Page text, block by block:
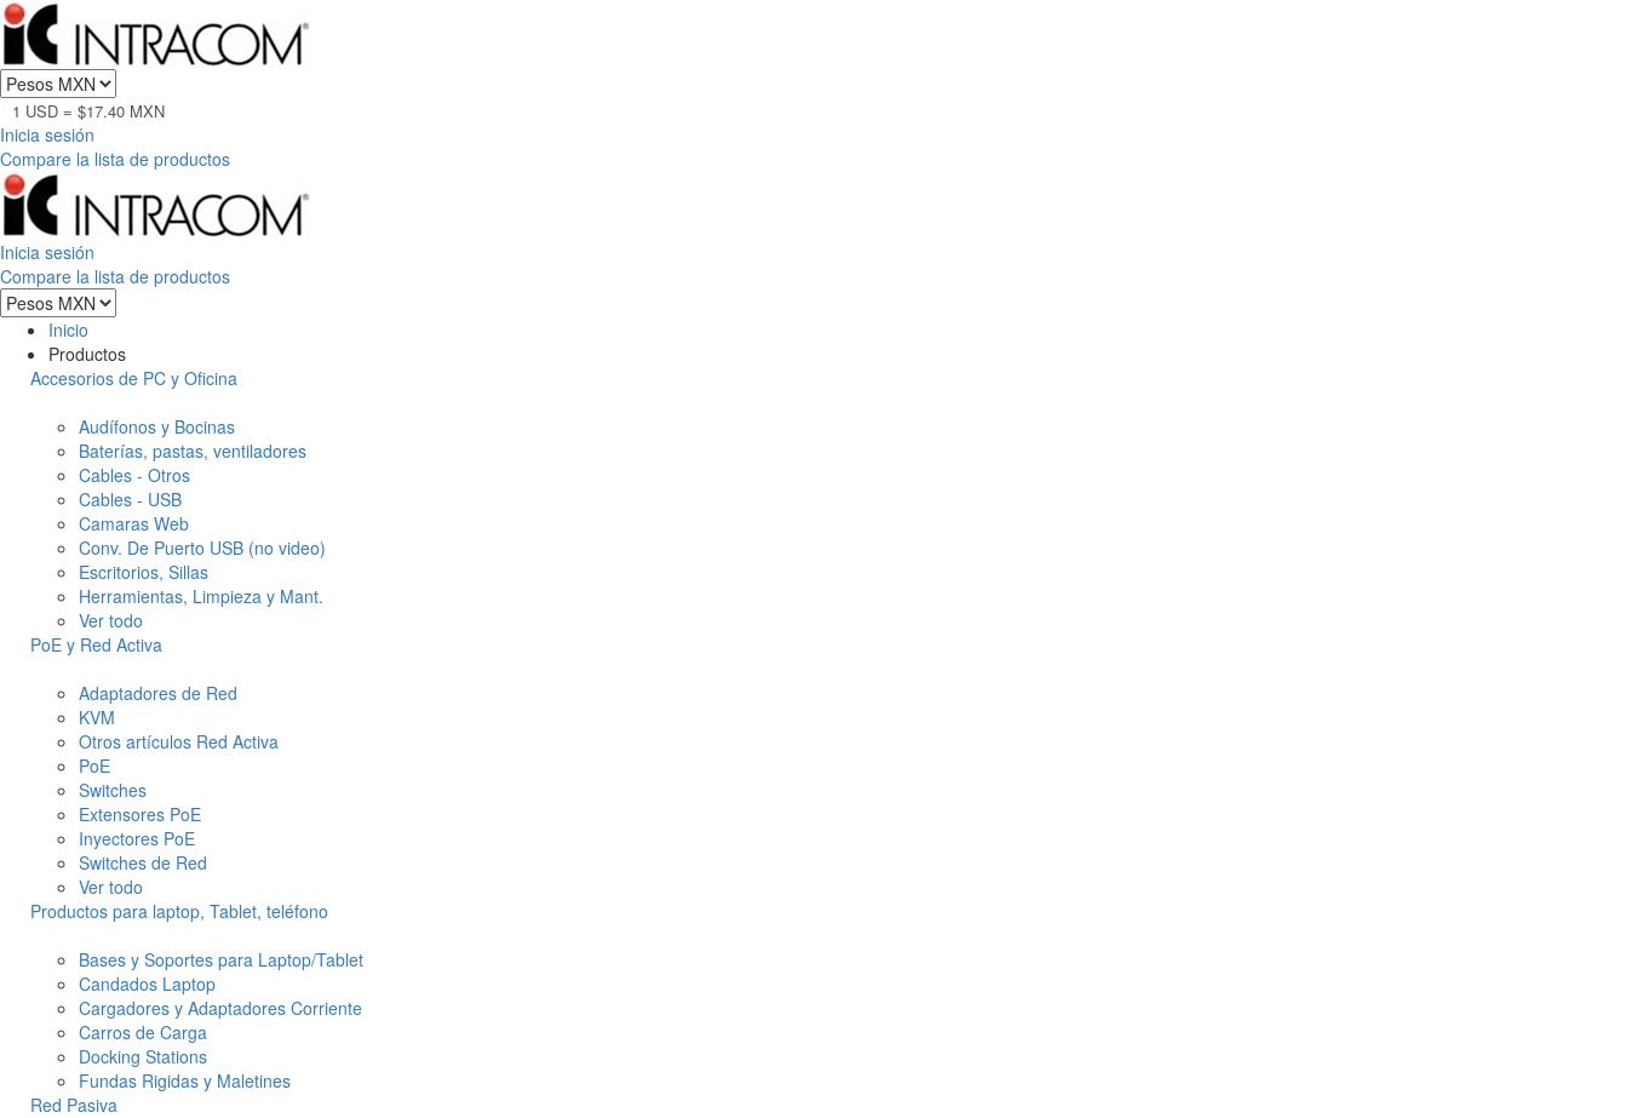
1 USD = $17.40 MXN
Inicia sesión
Compare la lista de productos
Inicia sesión
Compare la lista de productos
Inicio
Productos
Accesorios de PC y Oficina
Audífonos y Bocinas
Baterías, pastas, ventiladores
Cables - Otros
Cables - USB
Camaras Web
Conv. De Puerto USB (no video)
Escritorios, Sillas
Herramientas, Limpieza y Mant.
Ver todo
PoE y Red Activa
Adaptadores de Red
KVM
Otros artículos Red Activa
PoE
Switches
Extensores PoE
Inyectores PoE
Switches de Red
Ver todo
Productos para laptop, Tablet, teléfono
Bases y Soportes para Laptop/Tablet
Candados Laptop
Cargadores y Adaptadores Corriente
Carros de Carga
Docking Stations
Fundas Rigidas y Maletines
Red Pasiva